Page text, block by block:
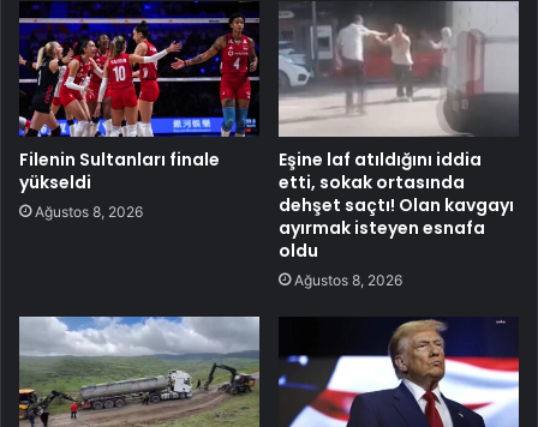
Filenin Sultanları finale
yükseldi
Ağustos 8, 2026
Eşine laf atıldığını iddia
etti, sokak ortasında
dehşet saçtı! Olan kavgayı
ayırmak isteyen esnafa
oldu
Ağustos 8, 2026